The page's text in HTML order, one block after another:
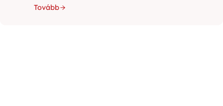
Tovább